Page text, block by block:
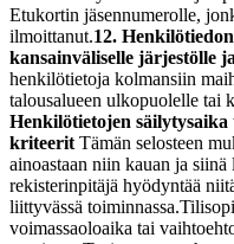
Etukortin jäsennumerolle,
ilmoittanut.12.
kansainväliselle järjestölle
henkilötietoja kolmansiin
talousalueen ulkopuolelle tai
Henkilötietojen
kriteerit Tämän selosteen
ainoastaan niin kauan ja
rekisterinpitäjä hyödyntää
liittyvässä toiminnassa.
voimassaoloaika tai